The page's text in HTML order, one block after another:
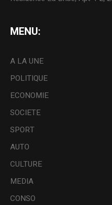
MENU:
A LA UNE
POLITIQUE
ECONOMIE
SOCIETE
SPORT
AUTO
CULTURE
MEDIA
CONSO